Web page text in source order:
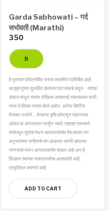
Garda Sabhowati – गर्द
सभोवती (Marathi)
350
हे पुस्तक संवेदनशील मनाचं व्यक्तीचं प्रतिबिंब आहे.
आजूबाजूच्या दुलर्क्षित केलेल्या घटनांकडे बघून… त्यांचा
अंदाज बांधून त्यावर लेखिका आशाताई वाबगावकर यांनी
स्वत:चे विचार व्यक्त केले आहेत. अनेक गोष्टींना
वेगळ्या नजरेने….वेगळया दृष्टिकोनातून पाहण्याचा
अंदाज हा आपल्याला स्पर्शून जातो. एखाद्या गायकाने
रागांमधून सुरांचं मंथन आपल्यासमोर पेश करावं त्या
अनुभवांच्या संगीताचे राग आळवत त्यांनी आपल्या
जगण्याचं मंथन आपल्यासमोर मांडलं आहे अन्‌ हे
लिखाण त्यांच्या नावाप्रमाणेच आशादायी आहे,
प्रफुल्लित करणारं आहे.
ADD TO CART